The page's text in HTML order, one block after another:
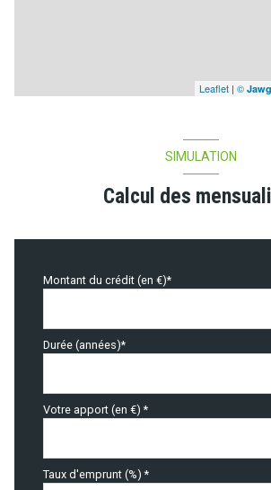
Leaflet | © Jawg
SIMULATION
Calcul des
Montant du crédit (en €)*
Durée (années)*
Votre apport (en €) *
Taux d'emprunt (%) *